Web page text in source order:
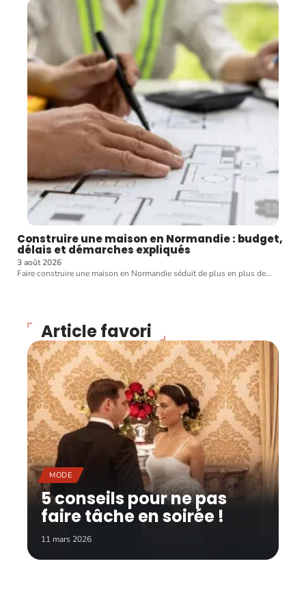
Construire une maison en Normandie : budget,
délais et démarches expliqués
3 août 2026
Faire construire une maison en Normandie séduit de plus en plus de…
Article favori
MODE
5 conseils pour ne pas
faire tâche en soirée !
11 mars 2026